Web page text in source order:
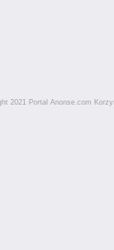
2021 Portal Anonse.com